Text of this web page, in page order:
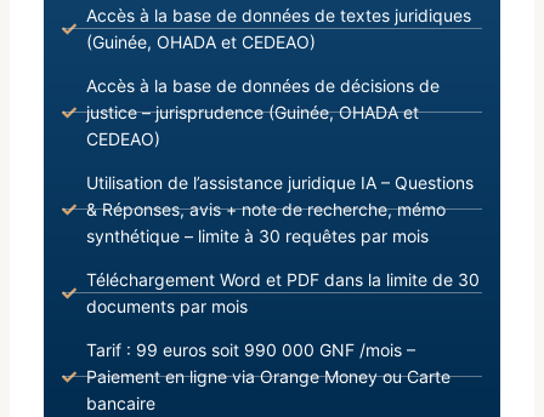
Accès à la base de données de textes juridiques
(Guinée, OHADA et CEDEAO)
Accès à la base de données de décisions de
justice – jurisprudence (Guinée, OHADA et
CEDEAO)
Utilisation de l’assistance juridique IA – Questions
& Réponses, avis + note de recherche, mémo
synthétique – limite à 30 requêtes par mois
Téléchargement Word et PDF dans la limite de 30
documents par mois
Tarif : 99 euros soit 990 000 GNF /mois –
Paiement en ligne via Orange Money ou Carte
bancaire